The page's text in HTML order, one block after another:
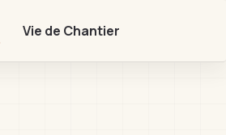
Vie de Chantier